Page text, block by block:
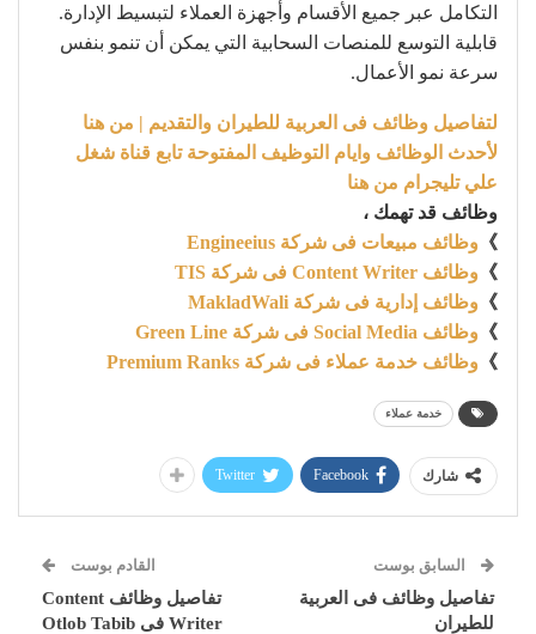
التكامل عبر جميع الأقسام وأجهزة العملاء لتبسيط الإدارة.
قابلية التوسع للمنصات السحابية التي يمكن أن تنمو بنفس
سرعة نمو الأعمال.
لتفاصيل وظائف فى العربية للطيران والتقديم | من هنا
لأحدث الوظائف وايام التوظيف المفتوحة تابع قناة شغل
علي تليجرام من هنا
وظائف قد تهمك ،
》 وظائف مبيعات فى شركة Engineeius
》 وظائف Content Writer فى شركة TIS
》 وظائف إدارية فى شركة MakladWali
》 وظائف Social Media فى شركة Green Line
》 وظائف خدمة عملاء فى شركة Premium Ranks
خدمة عملاء
شارك Facebook
Twitter
السابق بوست
تفاصيل وظائف فى العربية
للطيران
القادم بوست
تفاصيل وظائف Content
Writer فى Otlob Tabib